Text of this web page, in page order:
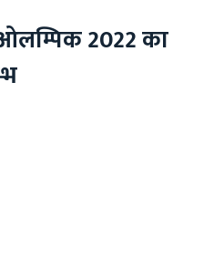
ओलम्पिक 2022 का